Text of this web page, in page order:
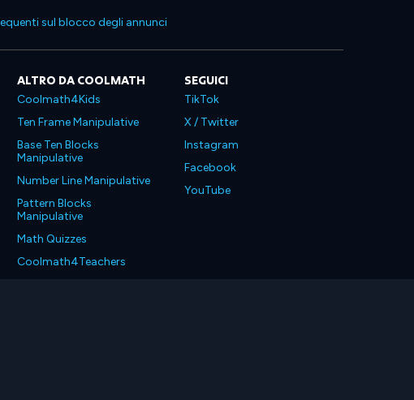
sul blocco degli annunci
ALTRO DA COOLMATH
Coolmath4Kids
Ten Frame Manipulative
Base Ten Blocks
Manipulative
Number Line Manipulative
Pattern Blocks
Manipulative
Math Quizzes
Coolmath4Teachers
SEGUICI
TikTok
X / Twitter
Instagram
Facebook
YouTube